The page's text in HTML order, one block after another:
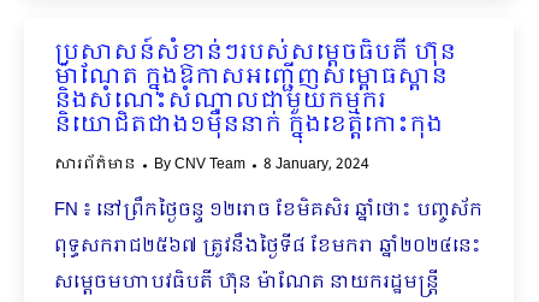
ប្រសាសន៍សំខាន់ៗរបស់សម្តេចធិបតី ហ៊ុន
ម៉ាណែត ក្នុងឱកាសអញ្ជើញសម្ពោធស្ពាន
និងសំណេះសំណាលជាមួយកម្មករ
និយោជិតជាង១ម៉ឺននាក់ ក្នុងខេត្តកោះកុង
សារព័ត៌មាន ByCNV Team 8 January, 2024
FN ៖ នៅព្រឹកថ្ងៃចន្ទ ១២រោច ខែមិគសិរ ឆ្នាំថោះ បញ្ចស័ក
ពុទ្ធសករាជ២៥៦៧ ត្រូវនឹងថ្ងៃទី៨ ខែមករា ឆ្នាំ២០២៤នេះ
សម្ដេចមហាបវធិបតី ហ៊ុន ម៉ាណែត នាយករដ្ឋមន្ត្រី